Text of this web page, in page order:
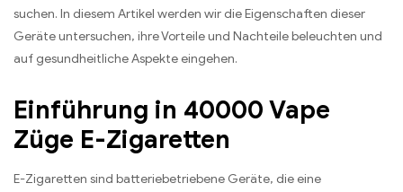
suchen. In diesem Artikel werden wir die Eigenschaften dieser
Geräte untersuchen, ihre Vorteile und Nachteile beleuchten und
auf gesundheitliche Aspekte eingehen.
Einführung in 40000 Vape
Züge E-Zigaretten
E-Zigaretten sind batteriebetriebene Geräte, die eine